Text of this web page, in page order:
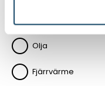
Olja
Fjärrvärme